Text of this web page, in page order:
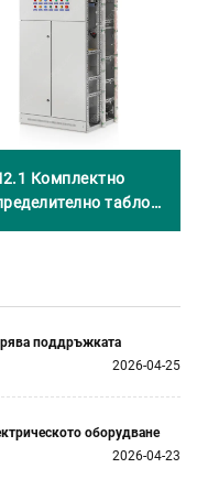
Комплектно
табло
поддръжката
2026-04-25
оборудване
2026-04-23